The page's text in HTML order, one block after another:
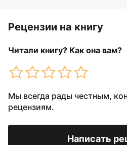
Рецензии на книгу
Читали книгу? Как она вам?
Мы всегда рады честным,
рецензиям.
Написать